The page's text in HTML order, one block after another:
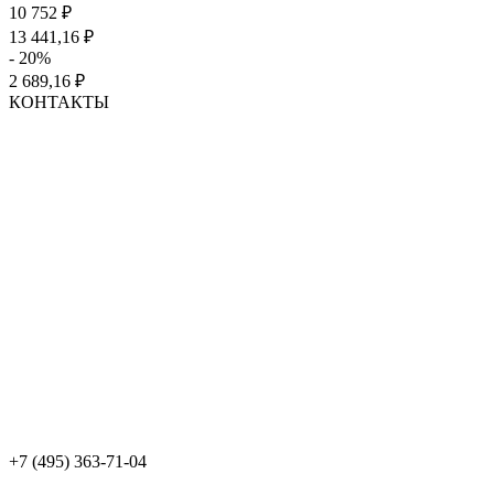
10 752 ₽
13 441,16 ₽
- 20%
2 689,16 ₽
КОНТАКТЫ
+7 (495) 363-71-04